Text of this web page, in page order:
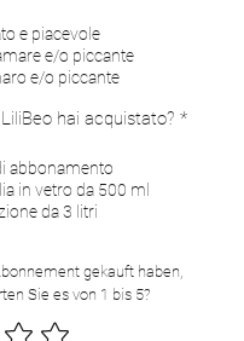
e piacevole
e/o piccante
e/o piccante
hai acquistato? *
abbonamento
in vetro da 500 ml
da 3 litri
gekauft haben,
Sie es von 1 bis 5?